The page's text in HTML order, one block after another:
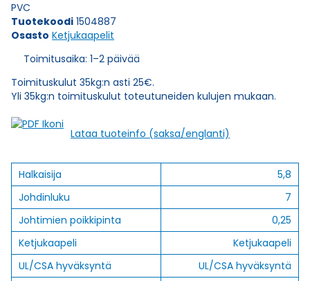
UL/CSA
7X0,25
(AWG24)
määrä
PVC
Tuotekoodi 1504887
Osasto Ketjukaapelit
Toimitusaika: 1–2 päivää
Toimituskulut 35kg:n asti 25€.
Yli 35kg:n toimituskulut toteutuneiden kulujen mukaan.
Lataa tuoteinfo (saksa/englanti)
Halkaisija
5,8
Johdinluku
7
Johtimien poikkipinta
0,25
Ketjukaapeli
Ketjukaapeli
UL/CSA hyväksyntä
UL/CSA hyväksyntä